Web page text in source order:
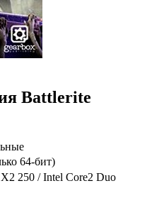
Battlerite
64-бит)
250 / Intel Core2 Duo